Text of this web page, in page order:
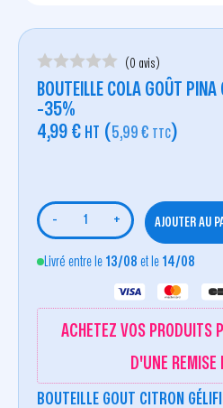
(0 avis)
BOUTEILLE COLA GOÛT
-35%
4,99 € HT (5,99 € TTC)
- + AJOUTER AU
Livré entre le 13/08 et le 14/08
ACHETEZ VOS PRODUITS
D'UNE
BOUTEILLE GOUT CITRON